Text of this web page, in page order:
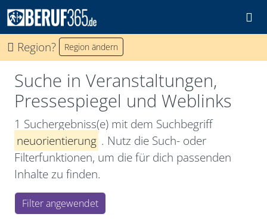
Region? Region ändern
Suche in Veranstaltungen,
Pressespiegel und Weblinks
1 Suchergebniss(e) mit dem Suchbegriff
neuorientierung . Nutz die Such- oder
Filterfunktionen, um die für dich passenden
Inhalte zu finden.
Filter angewendet